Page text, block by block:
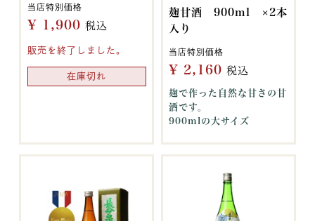
当店特別価格
¥ 1,900 税込
販売を終了しました。
在庫切れ
麹甘酒 900ml ×2本
入り
当店特別価格
¥ 2,160 税込
麹で作った自然な甘さの甘
酒です。
900mlの大サイズ